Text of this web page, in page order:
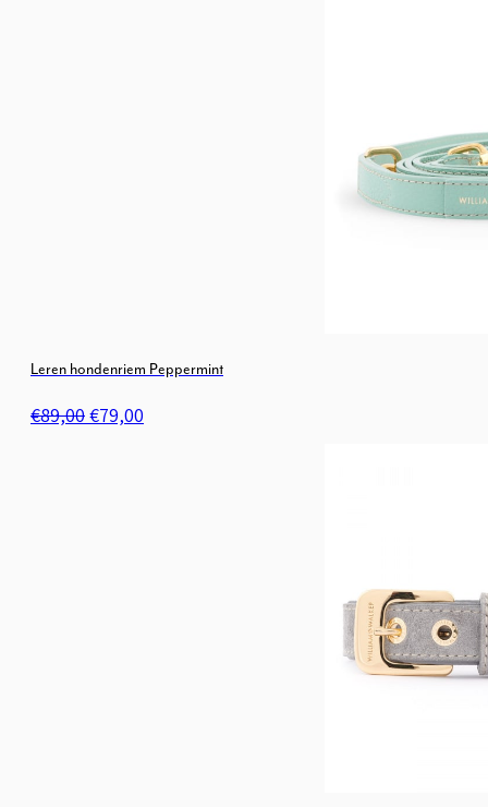
Leren hondenriem Peppermint
€89,00Oorspronkelijke
€79,00